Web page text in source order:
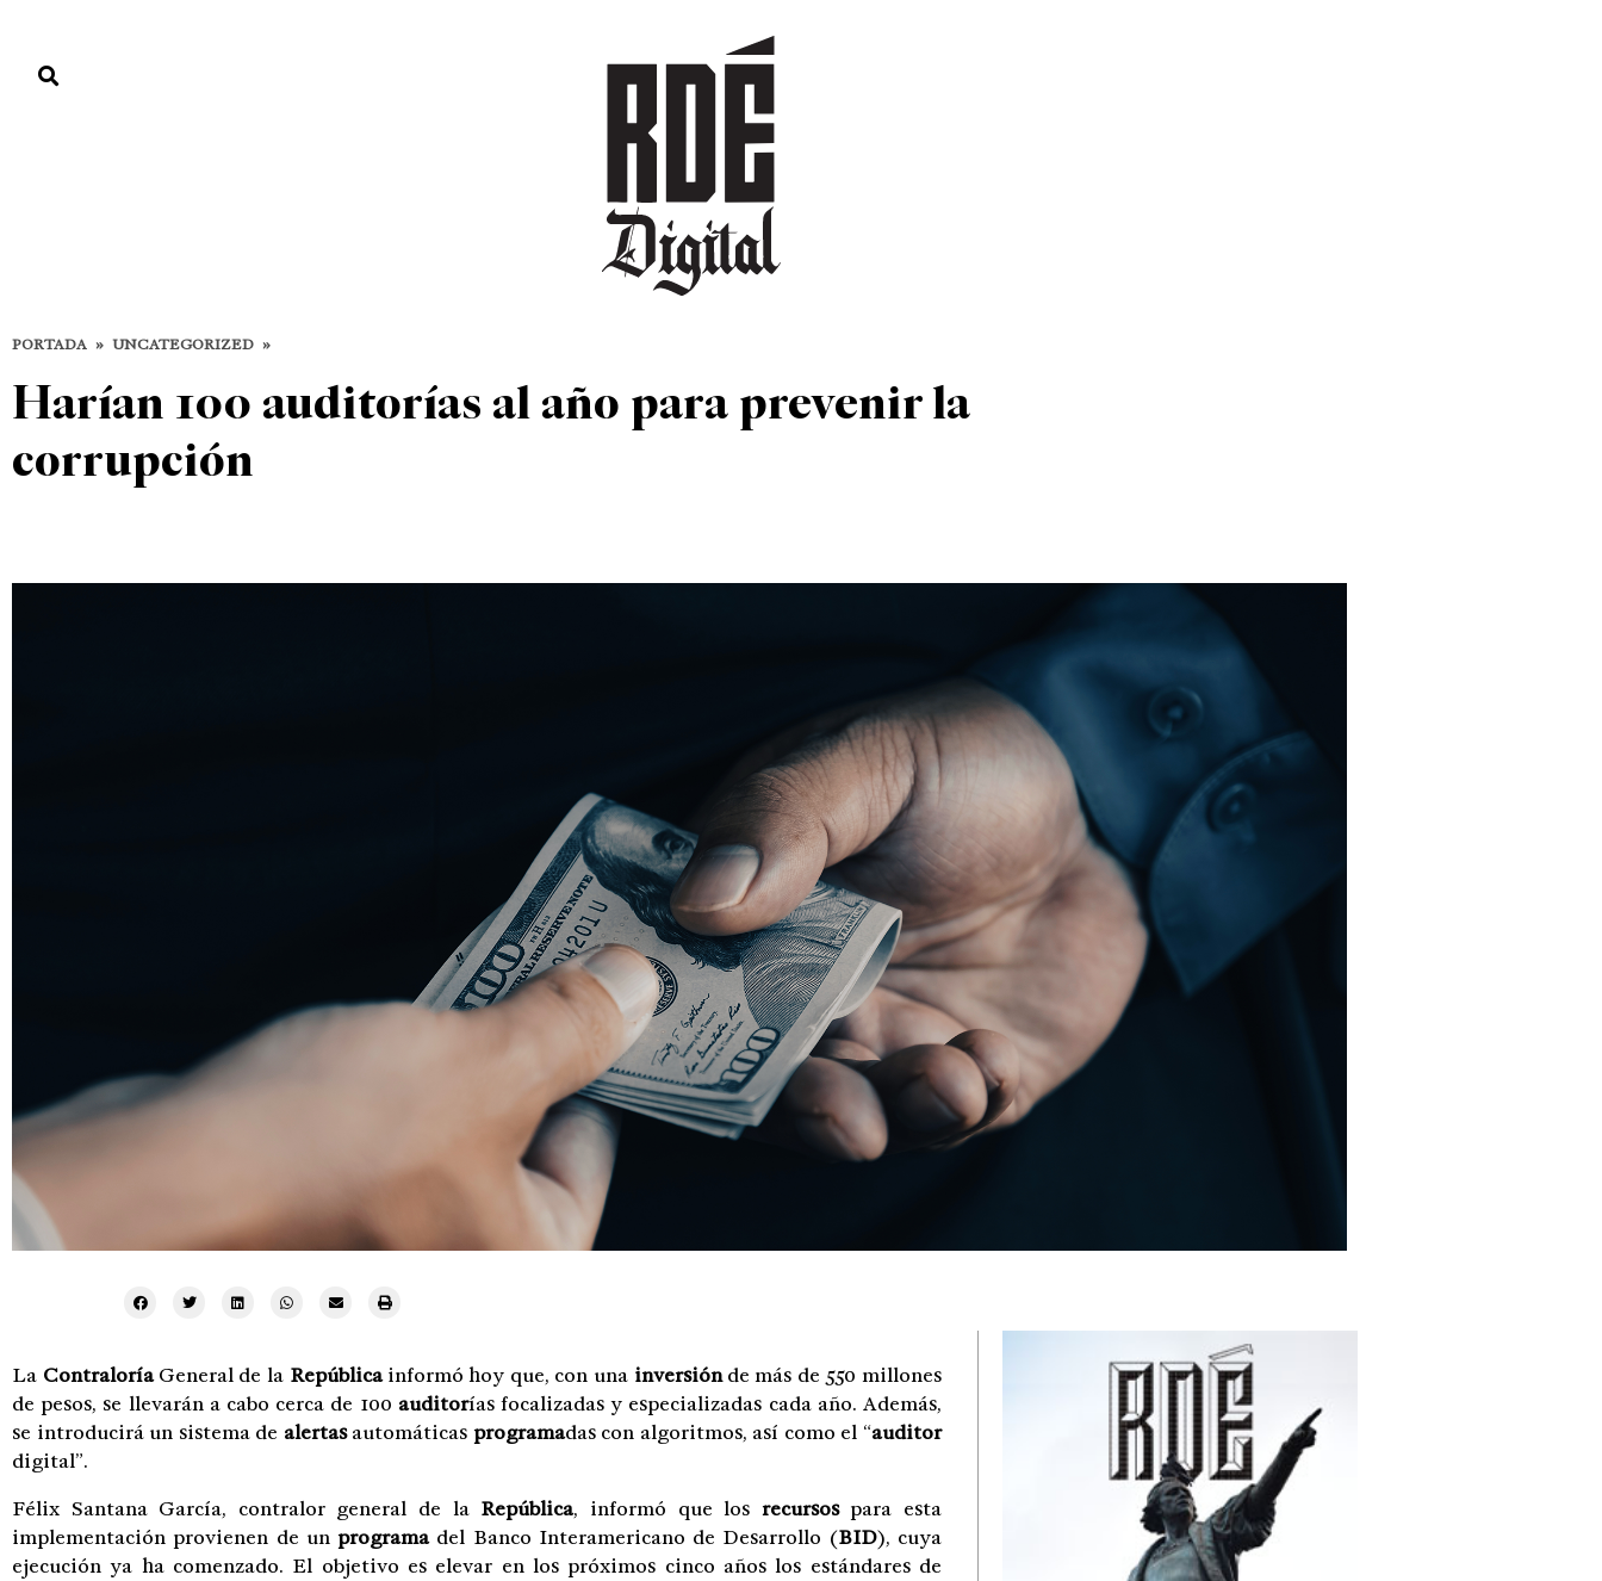
DEPORTES CULTURA ENTRETENIMIENTO
PORTADA » UNCATEGORIZED »
Harían 100 auditorías al año para prevenir la
corrupción
La ContraloríaGeneral de la Repúblicainformó hoy que, con una inversiónde más de 550 millones
de pesos, se llevarán a cabo cerca de 100 auditorías focalizadas y especializadas cada año. Además,
se introducirá un sistema de alertasautomáticas programadas con algoritmos, así como el “auditor
digital”.
Félix Santana García, contralor general de la República, informó que los recursospara esta
implementación provienen de unprogramadel Banco Interamericano de Desarrollo (BID), cuya
ejecución ya ha comenzado. El objetivo es elevar en los próximos cinco años los estándares de